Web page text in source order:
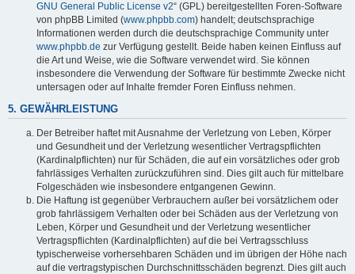
GNU General Public License v2“ (GPL) bereitgestellten Foren-Software
von phpBB Limited (www.phpbb.com) handelt; deutschsprachige
Informationen werden durch die deutschsprachige Community unter
www.phpbb.de zur Verfügung gestellt. Beide haben keinen Einfluss auf
die Art und Weise, wie die Software verwendet wird. Sie können
insbesondere die Verwendung der Software für bestimmte Zwecke nicht
untersagen oder auf Inhalte fremder Foren Einfluss nehmen.
5. GEWÄHRLEISTUNG
Der Betreiber haftet mit Ausnahme der Verletzung von Leben, Körper
und Gesundheit und der Verletzung wesentlicher Vertragspflichten
(Kardinalpflichten) nur für Schäden, die auf ein vorsätzliches oder grob
fahrlässiges Verhalten zurückzuführen sind. Dies gilt auch für mittelbare
Folgeschäden wie insbesondere entgangenen Gewinn.
Die Haftung ist gegenüber Verbrauchern außer bei vorsätzlichem oder
grob fahrlässigem Verhalten oder bei Schäden aus der Verletzung von
Leben, Körper und Gesundheit und der Verletzung wesentlicher
Vertragspflichten (Kardinalpflichten) auf die bei Vertragsschluss
typischerweise vorhersehbaren Schäden und im übrigen der Höhe nach
auf die vertragstypischen Durchschnittsschäden begrenzt. Dies gilt auch